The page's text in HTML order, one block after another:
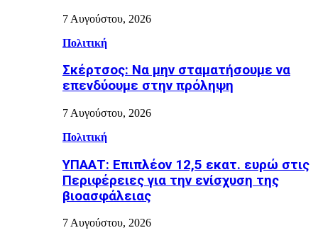
7 Αυγούστου, 2026
Πολιτική
Σκέρτσος: Να μην σταματήσουμε να
επενδύουμε στην πρόληψη
7 Αυγούστου, 2026
Πολιτική
ΥΠΑΑΤ: Επιπλέον 12,5 εκατ. ευρώ στις
Περιφέρειες για την ενίσχυση της
βιοασφάλειας
7 Αυγούστου, 2026